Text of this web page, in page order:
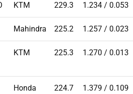
KTM 229.3 1.234 / 0.053
Mahindra 225.2 1.257 / 0.023
KTM 225.3 1.270 / 0.013
Honda 224.7 1.379 / 0.109